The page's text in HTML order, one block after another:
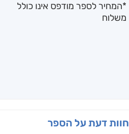
*המחיר לספר מודפס אינו כולל
משלוח
חוות דעת על הספר